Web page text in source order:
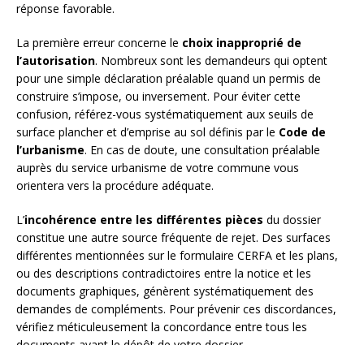
réponse favorable.
La première erreur concerne le choix inapproprié de
l’autorisation. Nombreux sont les demandeurs qui optent
pour une simple déclaration préalable quand un permis de
construire s’impose, ou inversement. Pour éviter cette
confusion, référez-vous systématiquement aux seuils de
surface plancher et d’emprise au sol définis par le Code de
l’urbanisme. En cas de doute, une consultation préalable
auprès du service urbanisme de votre commune vous
orientera vers la procédure adéquate.
L’incohérence entre les différentes pièces du dossier
constitue une autre source fréquente de rejet. Des surfaces
différentes mentionnées sur le formulaire CERFA et les plans,
ou des descriptions contradictoires entre la notice et les
documents graphiques, génèrent systématiquement des
demandes de compléments. Pour prévenir ces discordances,
vérifiez méticuleusement la concordance entre tous les